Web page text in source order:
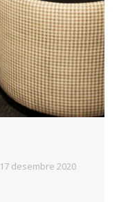
17 desembre 2020